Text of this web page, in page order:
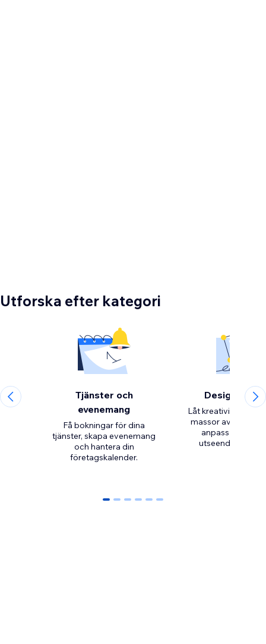
Utforska efter kategori
Tjänster och
evenemang
Få bokningar för dina
tjänster, skapa evenemang
och hantera din
företagskalender.
Låt kreativiteten
massor av verktyg
anpassa
0 1 2 3 4 5